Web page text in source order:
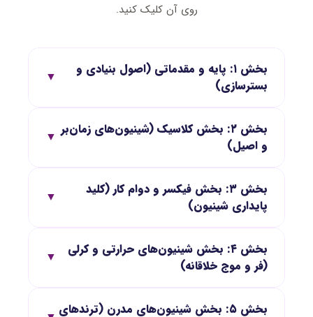
روی آن کلیک کنید.
بخش ۱: پایه و مقدماتی (اصول بنیادی و
بسترسازی)
▼
بخش ۲: بخش کلاسیک (شینیون‌های زمان‌بر
و اصیل)
▼
بخش ۳: بخش فیکسر و دوام کار (کلید
پایداری شینیون)
▼
بخش ۴: بخش شینیون‌های حرارتی و کرلی
(فر و موج خلاقانه)
▼
بخش ۵: بخش شینیون‌های مدرن (ترندهای